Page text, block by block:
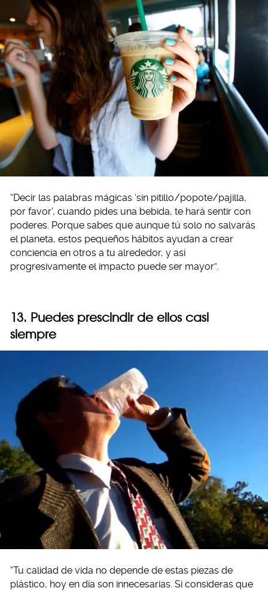
“Decir las palabras mágicas ‘sin pitillo/popote/pajilla,
por favor’, cuando pides una bebida, te hará sentir con
poderes. Porque sabes que aunque tú solo no salvarás
el planeta, estos pequeños hábitos ayudan a crear
conciencia en otros a tu alrededor, y así
progresivamente el impacto puede ser mayor”.
13. Puedes prescindir de ellos casi
siempre
“Tu calidad de vida no depende de estas piezas de
plástico, hoy en día son innecesarias. Si consideras que